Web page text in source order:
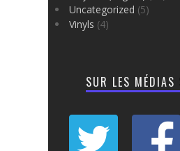
Uncategorized (5)
Vinyls (4)
SUR LES MÉDIAS